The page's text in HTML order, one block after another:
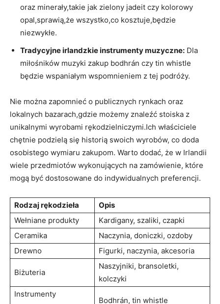
oraz minerały,takie jak zielony jadeit czy kolorowy
opal,sprawią,że wszystko,co kosztuje,będzie
niezwykłe.
Tradycyjne irlandzkie instrumenty muzyczne: Dla
miłośników muzyki zakup bodhrán czy tin whistle
będzie wspaniałym wspomnieniem z tej podróży.
Nie można zapomnieć o publicznych rynkach oraz
lokalnych bazarach,gdzie możemy znaleźć stoiska z
unikalnymi wyrobami rękodzielniczymi.Ich właściciele
chętnie podzielą się historią swoich wyrobów, co doda
osobistego wymiaru zakupom. Warto dodać, że w Irlandii
wiele przedmiotów wykonujących na zamówienie, które
mogą być dostosowane do indywidualnych preferencji.
Rodzaj rękodzieła
Opis
Wełniane produkty
Kardigany, szaliki, czapki
Ceramika
Naczynia, doniczki, ozdoby
Drewno
Figurki, naczynia, akcesoria
Biżuteria
Naszyjniki, bransoletki,
kolczyki
Instrumenty
Bodhrán, tin whistle